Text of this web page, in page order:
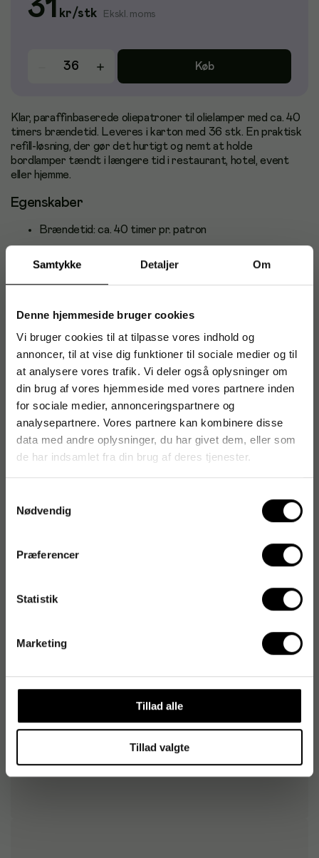
Samtykke Detaljer Om
Denne hjemmeside bruger cookies
Vi bruger cookies til at tilpasse vores indhold og
annoncer, til at vise dig funktioner til sociale medier og til
at analysere vores trafik. Vi deler også oplysninger om
din brug af vores hjemmeside med vores partnere inden
for sociale medier, annonceringspartnere og
analysepartnere. Vores partnere kan kombinere disse
data med andre oplysninger, du har givet dem, eller som
de har indsamlet fra din brug af deres tjenester.
Nødvendig
Præferencer
Statistik
Marketing
Tillad alle
Tillad valgte
31 kr/stk Ekskl. moms
Køb
Klar, paraffinbaserede oliepatroner til olielamper med ca. 40
timers brændetid. Leveres i karton med 36 stk. En praktisk
refill-løsning, der gør det hurtigt og nemt at holde
bordlamper tændt i længere tid i restaurant, hotel, event
eller hjemme.
Egenskaber
Brændetid: ca. 40 timer pr. patron
udtryk
Engangspatron/refill – ingen påfyldning nødvendig
Jævn og stabil flamme
Karton á 36 stk. for effektiv opfyldning
Farve: klar/transparent
Anvendelse og brugere
Velegnet til restauranter, caféer, hoteller, eventarrangører,
kantiner og private hjem, der ønsker stemningsfuld belysning
uden håndtering af løse oliepåfyldninger. Bruges i olielamper,
der er beregnet til oliepatroner.
Produktdatablad
Varenummer
EAN: 5713362181106